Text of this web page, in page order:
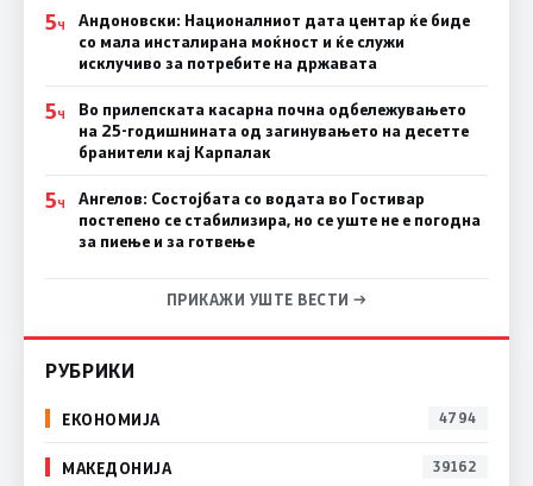
5Ч
Андоновски: Националниот дата центар ќе биде
со мала инсталирана моќност и ќе служи
исклучиво за потребите на државата
5Ч
Во прилепската касарна почна одбележувањето
на 25-годишнината од загинувањето на десетте
бранители кај Карпалак
5Ч
Ангелов: Состојбата со водата во Гостивар
постепено се стабилизира, но се уште не е погодна
за пиење и за готвење
ПРИКАЖИ УШТЕ ВЕСТИ →
РУБРИКИ
ЕКОНОМИЈА 4794
МАКЕДОНИЈА 39162